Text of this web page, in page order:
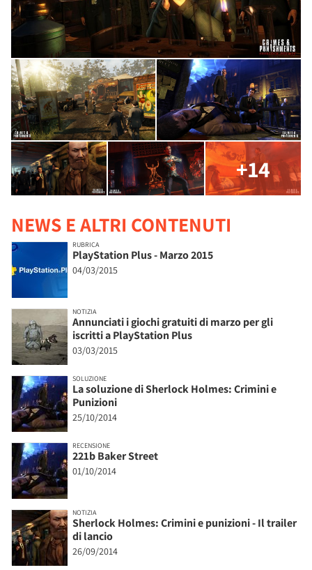
+14
NEWS E ALTRI CONTENUTI
RUBRICA
PlayStation Plus - Marzo 2015
04/03/2015
NOTIZIA
Annunciati i giochi gratuiti di marzo per gli
iscritti a PlayStation Plus
03/03/2015
SOLUZIONE
La soluzione di Sherlock Holmes: Crimini e
Punizioni
25/10/2014
RECENSIONE
221b Baker Street
01/10/2014
NOTIZIA
Sherlock Holmes: Crimini e punizioni - Il trailer
di lancio
26/09/2014